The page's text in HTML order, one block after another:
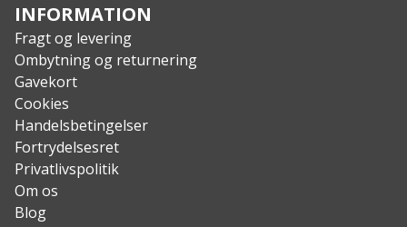
INFORMATION
Fragt og levering
Ombytning og returnering
Gavekort
Cookies
Handelsbetingelser
Fortrydelsesret
Privatlivspolitik
Om os
Blog